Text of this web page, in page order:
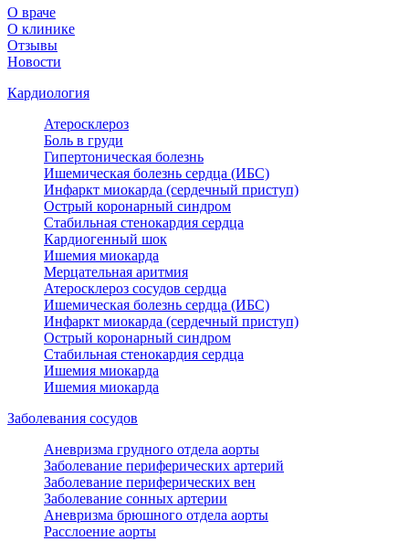
О враче
О клинике
Отзывы
Новости
Кардиология
Атеросклероз
Боль в груди
Гипертоническая болезнь
Ишемическая болезнь сердца (ИБС)
Инфаркт миокарда (сердечный приступ)
Острый коронарный синдром
Стабильная стенокардия сердца
Кардиогенный шок
Ишемия миокарда
Мерцательная аритмия
Атеросклероз сосудов сердца
Ишемическая болезнь сердца (ИБС)
Инфаркт миокарда (сердечный приступ)
Острый коронарный синдром
Стабильная стенокардия сердца
Ишемия миокарда
Ишемия миокарда
Заболевания сосудов
Аневризма грудного отдела аорты
Заболевание периферических артерий
Заболевание периферических вен
Заболевание сонных артерии
Аневризма брюшного отдела аорты
Расслоение аорты